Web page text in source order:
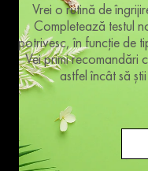
Vrei o rutină de
Completează testul
potrivesc, în funcție de
Vei primi recomandări
astfel încât să